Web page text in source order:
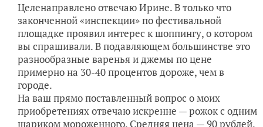
Целенаправлено отвечаю Ирине. В только что
законченной «инспекции» по фестивальной
площадке проявил интерес к шоппингу, о котором
вы спрашивали. В подавляющем большинстве это
разнообразные варенья и джемы по цене
примерно на 30-40 процентов дороже, чем в
городе.
На ваш прямо поставленный вопрос о моих
приобретениях отвечаю искренне — рожок с одним
шариком мороженного. Средняя цена — 90 рублей.